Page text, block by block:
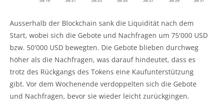
Ausserhalb der Blockchain sank die Liquidität nach dem
Start, wobei sich die Gebote und Nachfragen um 75'000 USD
bzw. 50'000 USD bewegten. Die Gebote blieben durchweg
höher als die Nachfragen, was darauf hindeutet, dass es
trotz des Rückgangs des Tokens eine Kaufunterstützung
gibt. Vor dem Wochenende verdoppelten sich die Gebote
und Nachfragen, bevor sie wieder leicht zurückgingen.